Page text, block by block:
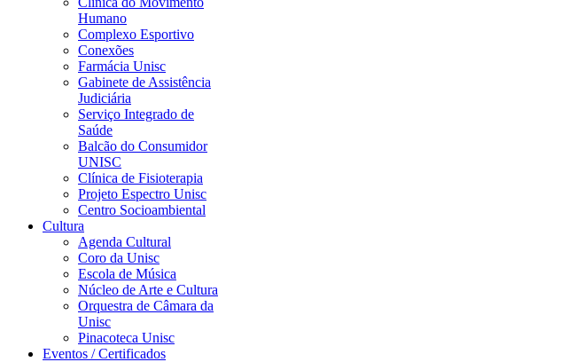
Humano
Complexo Esportivo
Conexões
Farmácia Unisc
Gabinete de Assistência
Judiciária
Serviço Integrado de
Saúde
Balcão do Consumidor
UNISC
Clínica de Fisioterapia
Projeto Espectro Unisc
Centro Socioambiental
Cultura
Agenda Cultural
Coro da Unisc
Escola de Música
Núcleo de Arte e Cultura
Orquestra de Câmara da
Unisc
Pinacoteca Unisc
Eventos / Certificados